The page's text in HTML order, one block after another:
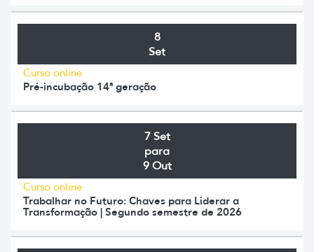
8
Set
Curso online
Pré-incubação 14ª geração
7 Set
para
9 Out
Curso online
Trabalhar no Futuro: Chaves para Liderar a
Transformação | Segundo semestre de 2026